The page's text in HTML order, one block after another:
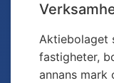
Aktiebolaget
fastigheter,
annans mark